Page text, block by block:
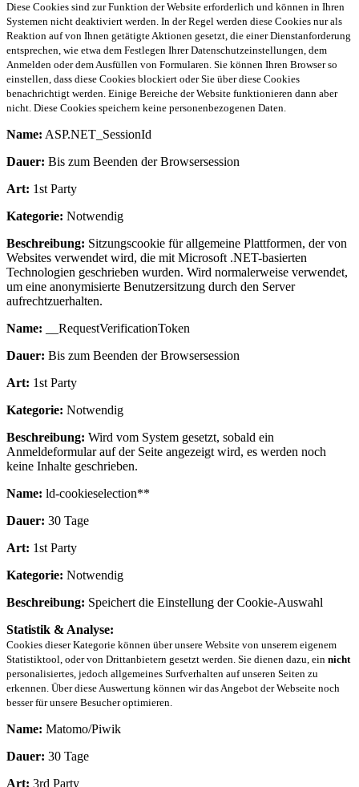
Diese Cookies sind zur Funktion der Website erforderlich und können in Ihren
Systemen nicht deaktiviert werden. In der Regel werden diese Cookies nur als
Reaktion auf von Ihnen getätigte Aktionen gesetzt, die einer Dienstanforderung
entsprechen, wie etwa dem Festlegen Ihrer Datenschutzeinstellungen, dem
Anmelden oder dem Ausfüllen von Formularen. Sie können Ihren Browser so
einstellen, dass diese Cookies blockiert oder Sie über diese Cookies
benachrichtigt werden. Einige Bereiche der Website funktionieren dann aber
nicht. Diese Cookies speichern keine personenbezogenen Daten.
Name: ASP.NET_SessionId
Dauer: Bis zum Beenden der Browsersession
Art: 1st Party
Kategorie: Notwendig
Beschreibung: Sitzungscookie für allgemeine Plattformen, der von
Websites verwendet wird, die mit Microsoft .NET-basierten
Technologien geschrieben wurden. Wird normalerweise verwendet,
um eine anonymisierte Benutzersitzung durch den Server
aufrechtzuerhalten.
Name: __RequestVerificationToken
Dauer: Bis zum Beenden der Browsersession
Art: 1st Party
Kategorie: Notwendig
Beschreibung: Wird vom System gesetzt, sobald ein
Anmeldeformular auf der Seite angezeigt wird, es werden noch
keine Inhalte geschrieben.
Name: ld-cookieselection**
Dauer: 30 Tage
Art: 1st Party
Kategorie: Notwendig
Beschreibung: Speichert die Einstellung der Cookie-Auswahl
Statistik & Analyse:
Cookies dieser Kategorie können über unsere Website von unserem eigenem
Statistiktool, oder von Drittanbietern gesetzt werden. Sie dienen dazu, ein nicht
personalisiertes, jedoch allgemeines Surfverhalten auf unseren Seiten zu
erkennen. Über diese Auswertung können wir das Angebot der Webseite noch
besser für unsere Besucher optimieren.
Name: Matomo/Piwik
Dauer: 30 Tage
Art: 3rd Party